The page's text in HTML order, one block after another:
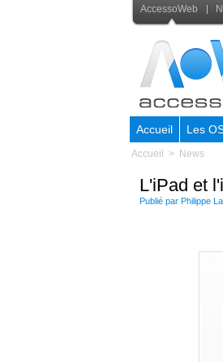
AccessoWeb
Accueil Les
Accueil > News
L'iPad et
Publié par Philippe